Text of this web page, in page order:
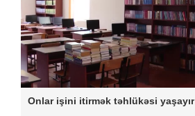
Onlar işini itirmək təhlükəsi yaşayır